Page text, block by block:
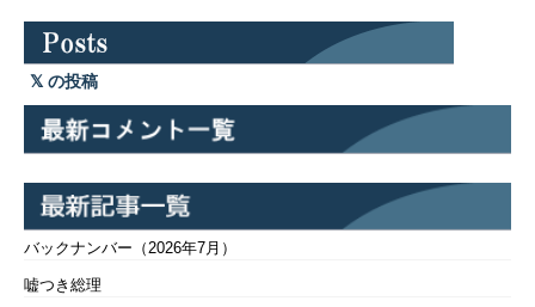
の投稿
バックナンバー（2026年7月）
嘘つき総理